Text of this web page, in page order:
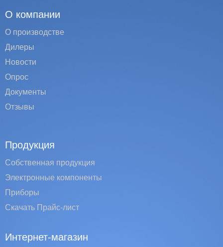
О компании
О производстве
Дилеры
Новости
Опрос
Документы
Отзывы
Продукция
Собственная продукция
Электронные компоненты
Приборы
Скачать Прайс-лист
Интернет-магазин